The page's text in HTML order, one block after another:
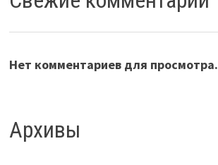
Нет комментариев для просмотра.
Архивы